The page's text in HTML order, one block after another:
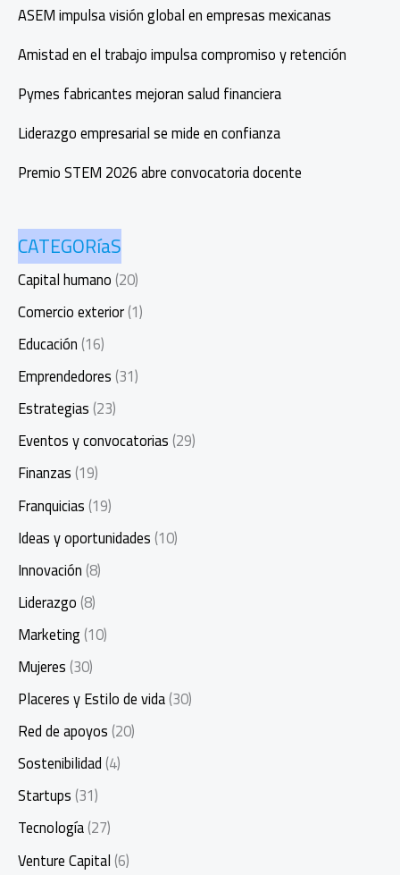
ASEM impulsa visión global en empresas mexicanas
Amistad en el trabajo impulsa compromiso y retención
Pymes fabricantes mejoran salud financiera
Liderazgo empresarial se mide en confianza
Premio STEM 2026 abre convocatoria docente
CATEGORíaS
Capital humano(20)
Comercio exterior(1)
Educación(16)
Emprendedores(31)
Estrategias(23)
Eventos y convocatorias(29)
Finanzas(19)
Franquicias(19)
Ideas y oportunidades(10)
Innovación(8)
Liderazgo(8)
Marketing(10)
Mujeres(30)
Placeres y Estilo de vida(30)
Red de apoyos(20)
Sostenibilidad(4)
Startups(31)
Tecnología(27)
Venture Capital(6)